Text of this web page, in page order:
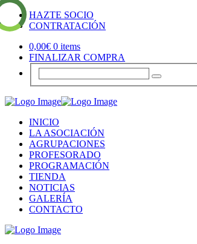
HAZTE SOCIO
CONTRATACIÓN
0,00€ 0 items
FINALIZAR COMPRA
INICIO
LA ASOCIACIÓN
AGRUPACIONES
PROFESORADO
PROGRAMACIÓN
TIENDA
NOTICIAS
GALERÍA
CONTACTO